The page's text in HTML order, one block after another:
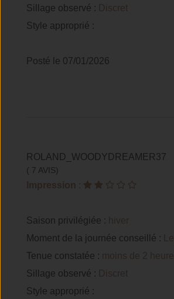
Sillage observé : Discret
Style approprié :
Posté le 07/01/2026
ROLAND_WOODYDREAMER37
( 7 AVIS)
Impression :
Saison privilégiée : hiver
Moment de la journée conseillé :
Tenue constatée :
moins de 2
Sillage observé : Discret
Style approprié :